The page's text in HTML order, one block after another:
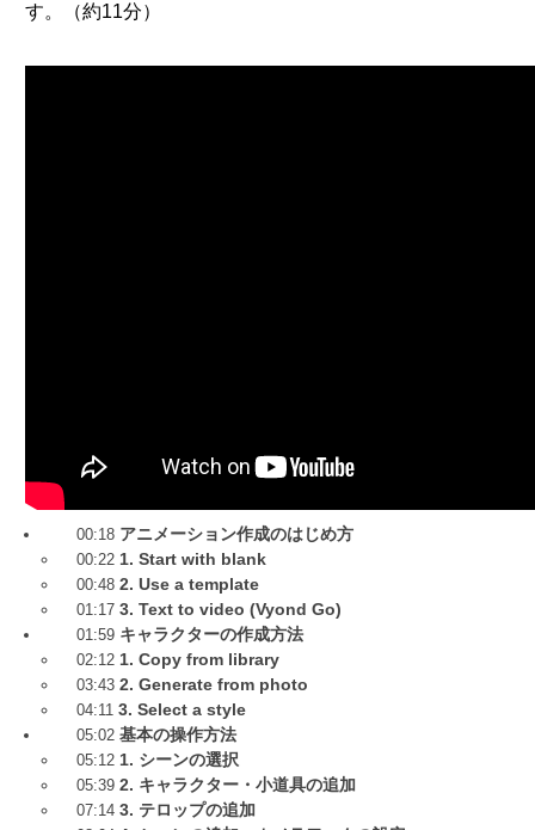
す。（約11分）
00:18 アニメーション作成のはじめ方
00:22 1. Start with blank
00:48 2. Use a template
01:17 3. Text to video (Vyond Go)
01:59 キャラクターの作成方法
02:12 1. Copy from library
03:43 2. Generate from photo
04:11 3. Select a style
05:02 基本の操作方法
05:12 1. シーンの選択
05:39 2. キャラクター・小道具の追加
07:14 3. テロップの追加